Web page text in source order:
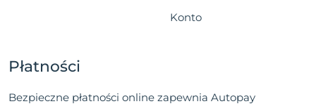
Konto
Płatności
Bezpieczne płatności online zapewnia Autopay